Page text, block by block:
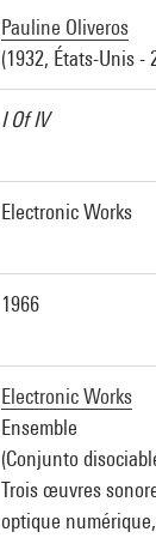
Pauline Oliveros
(1932, États-Unis -
I Of IV
Electronic Works
1966
Electronic Works
Ensemble
(Conjunto
Trois œuvres
optique